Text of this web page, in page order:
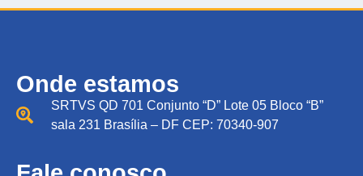
Onde estamos
SRTVS QD 701 Conjunto “D” Lote 05 Bloco “B”
sala 231 Brasília – DF CEP: 70340-907